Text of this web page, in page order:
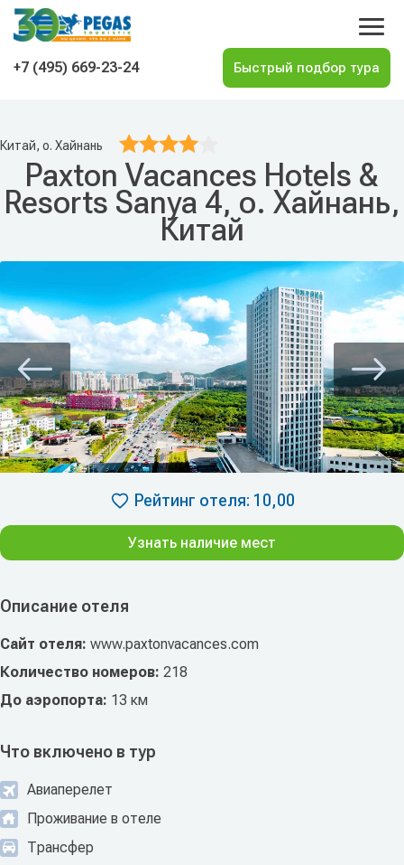
На главную
+7 (495) 669-23-24
Китай, о. Хайнань
Paxton Vacances Hotels &
Resorts Sanya 4, о. Хайнань,
Китай
Описание отеля
Сайт отеля: www.paxtonvacances.com
Количество номеров: 218
До аэропорта: 13 км
Что включено в тур
Авиаперелет
Проживание в отеле
Трансфер
Рейтинг отеля: 10,00
Узнать наличие мест